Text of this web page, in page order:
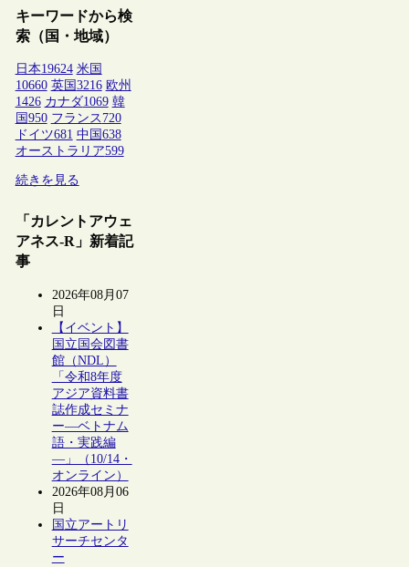
キーワードから検
索（国・地域）
日本19624 米国
10660 英国 3216 欧州
1426 カナダ1069 韓
国 950 フランス 720
ドイツ681 中国 638
オーストラリア599
続きを見る
「カレントアウェ
アネス-R」新着記
事
2026年08月07
日
【イベント】
国立国会図書
館（NDL）
「令和8年度
アジア資料書
誌作成セミナ
ー―ベトナム
語・実践編
―」（10/14・
オンライン）
2026年08月06
日
国立アートリ
サーチセンタ
ー